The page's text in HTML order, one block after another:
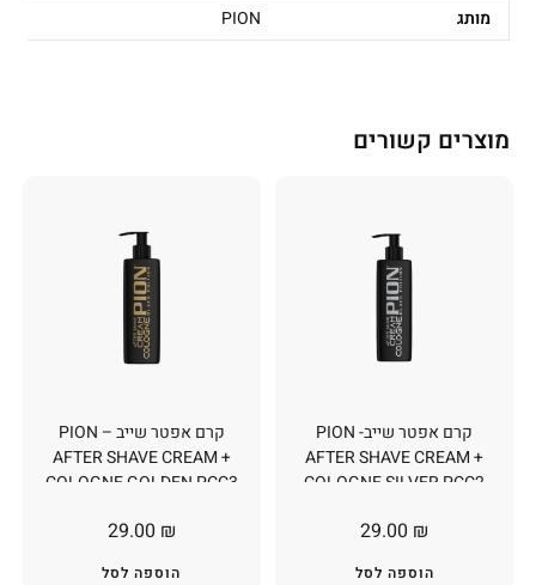
מותג PION
מוצרים קשורים
קרם אפטר שייב – PION
AFTER SHAVE CREAM +
COLOGNE GOLDEN PCC3
29.00 ₪
הוספה לסל
קרם אפטר שייב- PION
AFTER SHAVE CREAM +
COLOGNE SILVER PCC2
29.00 ₪
הוספה לסל